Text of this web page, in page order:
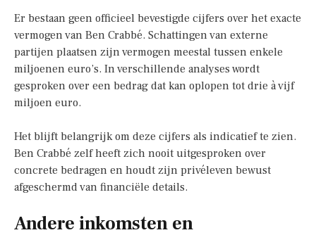
Er bestaan geen officieel bevestigde cijfers over het exacte
vermogen van Ben Crabbé. Schattingen van externe
partijen plaatsen zijn vermogen meestal tussen enkele
miljoenen euro’s. In verschillende analyses wordt
gesproken over een bedrag dat kan oplopen tot drie à vijf
miljoen euro.
Het blijft belangrijk om deze cijfers als indicatief te zien.
Ben Crabbé zelf heeft zich nooit uitgesproken over
concrete bedragen en houdt zijn privéleven bewust
afgeschermd van financiële details.
Andere inkomsten en